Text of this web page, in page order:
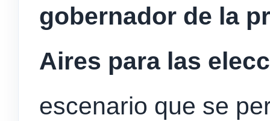
gobernador de la
Aires para las
escenario que se